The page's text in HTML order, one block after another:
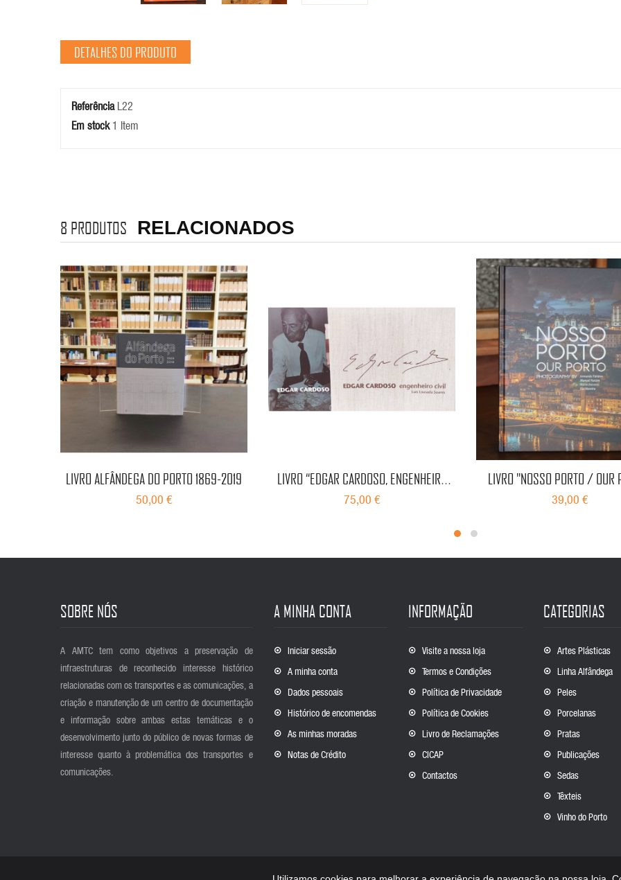
DETALHES DO PRODUTO
Referência L22
Em stock 1 Item
8 PRODUTOS RELACIONADOS
LIVRO ALFÂNDEGA DO PORTO 1869-2019
50,00 €
LIVRO “EDGAR CARDOSO, ENGENHEIRO
CIVIL”
75,00 €
LIVRO "NOSSO PORTO / OUR
(FOTOGRAFIA)
39,00 €
SOBRE NÓS
A AMTC tem como objetivos a preservação de
infraestruturas de reconhecido interesse histórico
relacionadas com os transportes e as comunicações, a
criação e manutenção de um centro de documentação
e informação sobre ambas estas temáticas e o
desenvolvimento junto do público de novas formas de
interesse quanto à problemática dos transportes e
comunicações.
A MINHA CONTA
Iniciar sessão
A minha conta
Dados pessoais
Histórico de encomendas
As minhas moradas
Notas de Crédito
INFORMAÇÃO
Visite a nossa loja
Termos e Condições
Política de Privacidade
Política de Cookies
Livro de Reclamações
CICAP
Contactos
CATEGORIAS
Artes Plásticas
Linha Alfândega
Peles
Porcelanas
Pratas
Publicações
Sedas
Têxteis
Vinho do Porto